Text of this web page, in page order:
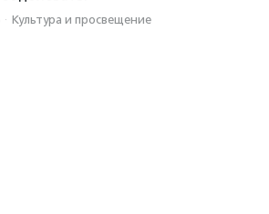
· Культура и просвещение